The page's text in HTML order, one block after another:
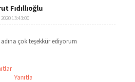
Fıdıllıoğlu
13:43:00
çok teşekkür ediyorum
Yanıtla